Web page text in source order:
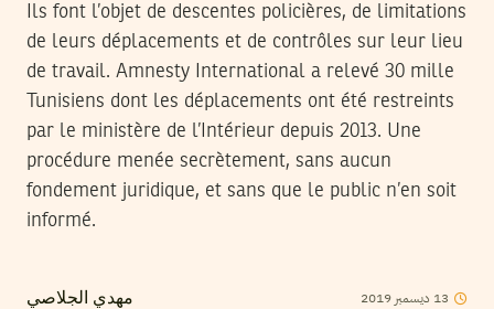
Ils font l’objet de descentes policières, de limitations
de leurs déplacements et de contrôles sur leur lieu
de travail. Amnesty International a relevé 30 mille
Tunisiens dont les déplacements ont été restreints
par le ministère de l’Intérieur depuis 2013. Une
procédure menée secrètement, sans aucun
fondement juridique, et sans que le public n’en soit
informé.
مهدي الجلاصي 13 ديسمبر 2019